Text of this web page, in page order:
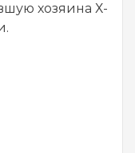
хозяина Х-